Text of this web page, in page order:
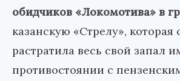
обидчиков «Локомотива» в
казанскую «Стрелу», которая
растратила весь свой запал
противостоянии с